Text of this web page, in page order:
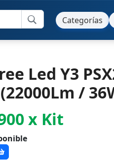
Categorías
Led Y3
/
x Kit